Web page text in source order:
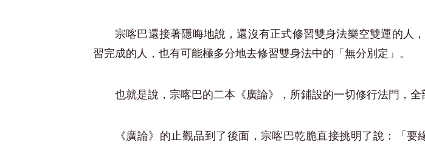
宗喀巴還接著隱晦地說，還沒有正式修習雙身法樂空雙運的人
習完成的人，也有可能極多分地去修習雙身法中的「無分別定」。
也就是說，宗喀巴的二本《廣論》，所鋪設的一切修行法門，全
《廣論》的止觀品到了後面，宗喀巴乾脆直接挑明了說：「